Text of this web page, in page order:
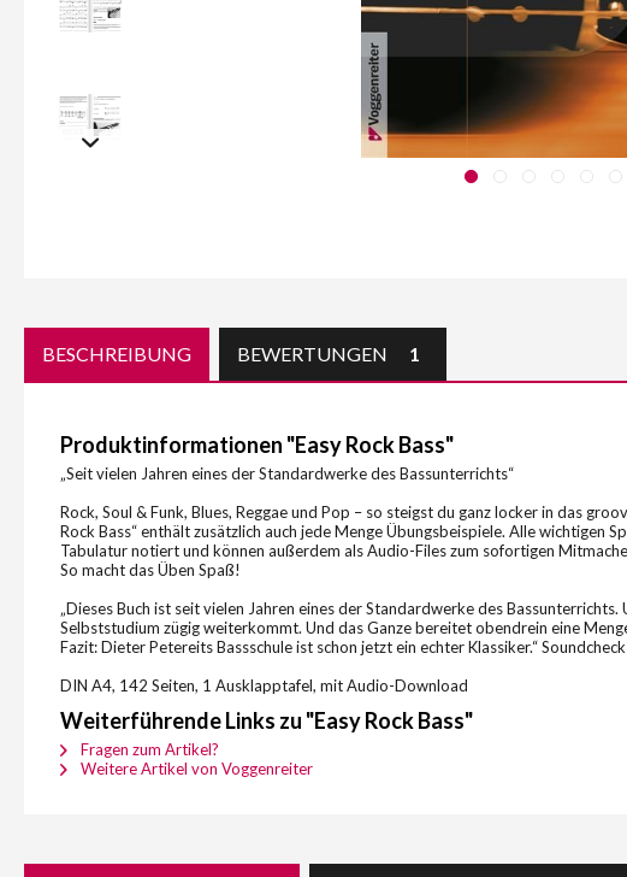
BESCHREIBUNG BEWERTUNGEN 1
Produktinformationen "Easy Rock Bass"
„Seit vielen Jahren eines der Standardwerke des Bassunterrichts“
Rock, Soul & Funk, Blues, Reggae und Pop – so steigst du ganz locker in das
Rock Bass“ enthält zusätzlich auch jede Menge Übungsbeispiele. Alle wichtigen
Tabulatur notiert und können außerdem als Audio-Files zum sofortigen
So macht das Üben Spaß!
„Dieses Buch ist seit vielen Jahren eines der Standardwerke des
Selbststudium zügig weiterkommt. Und das Ganze bereitet obendrein eine
Fazit: Dieter Petereits Bassschule ist schon jetzt ein echter Klassiker.“ Soundcheck
DIN A4, 142 Seiten, 1 Ausklapptafel, mit Audio-Download
Weiterführende Links zu "Easy Rock Bass"
Fragen zum Artikel?
Weitere Artikel von Voggenreiter